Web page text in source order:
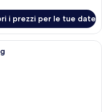
i prezzi per le tue date
in piuma, una scrivania,